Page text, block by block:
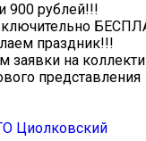
900 рублей!!!
праздник!!!
заявки на
представления️
Циолковский